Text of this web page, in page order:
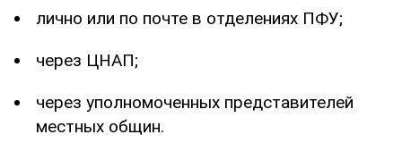
лично или по почте в отделениях ПФУ;
через ЦНАП;
через уполномоченных представителей
местных общин.